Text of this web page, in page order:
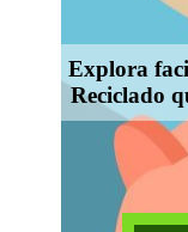
Explora
Reciclado